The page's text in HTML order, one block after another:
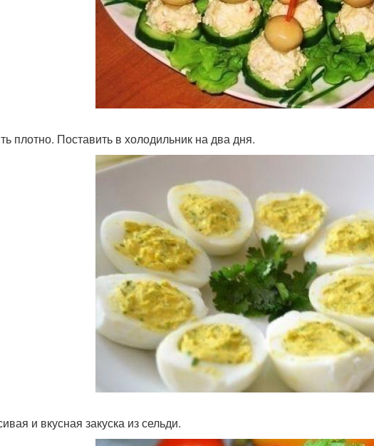
плотно. Поставить в холодильник на два дня.
и вкусная закуска из сельди.